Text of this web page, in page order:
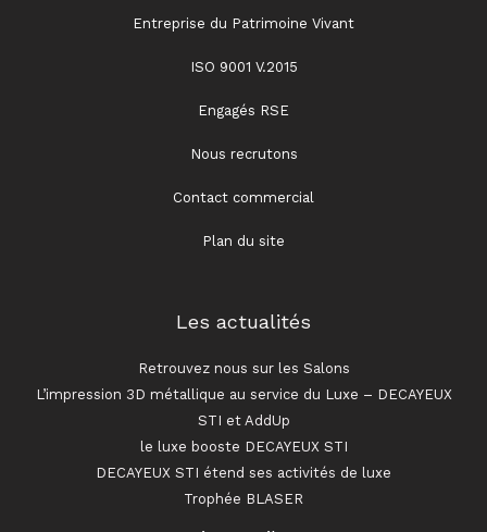
Entreprise du Patrimoine Vivant
ISO 9001 V.2015
Engagés RSE
Nous recrutons
Contact commercial
Plan du site
Les actualités
Retrouvez nous sur les Salons
L’impression 3D métallique au service du Luxe – DECAYEUX
STI et AddUp
le luxe booste DECAYEUX STI
DECAYEUX STI étend ses activités de luxe
Trophée BLASER